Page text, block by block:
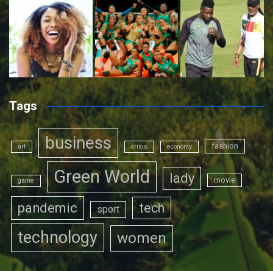
Tags
art business crisis economy fashion
game Green World lady movie
pandemic sport tech
technology women